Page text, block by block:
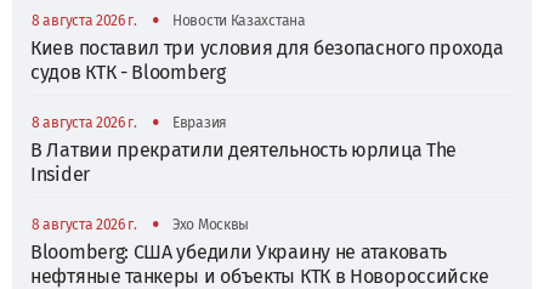
8 августа 2026 г. • Новости Казахстана
Киев поставил три условия для безопасного прохода
судов КТК - Bloomberg
8 августа 2026 г. • Евразия
В Латвии прекратили деятельность юрлица The
Insider
8 августа 2026 г. • Эхо Москвы
Bloomberg: США убедили Украину не атаковать
нефтяные танкеры и объекты КТК в Новороссийске